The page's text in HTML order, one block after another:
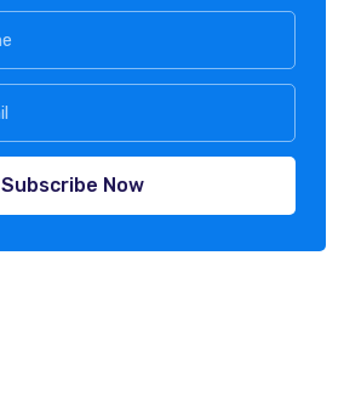
Subscribe Now